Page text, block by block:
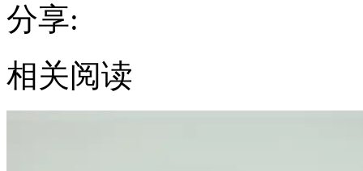
分享:
相关阅读